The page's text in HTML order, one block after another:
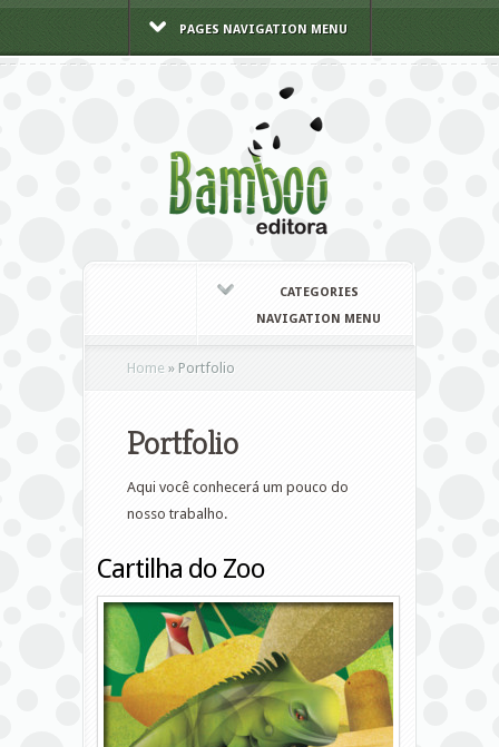
PAGES NAVIGATION MENU
CATEGORIES
NAVIGATION MENU
Home » Portfolio
Portfolio
Aqui você conhecerá um pouco do
nosso trabalho.
Cartilha do Zoo